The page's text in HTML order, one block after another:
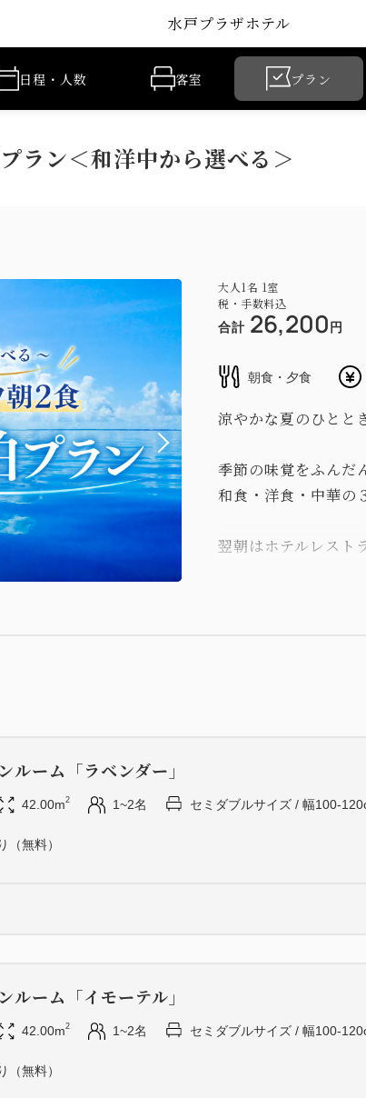
水戸プラザホテル
日程・人数 客室 プラン
ン＜和洋中から選べる＞
大人1名 1室
税・手数料込
合計 26,200 円
朝食・夕食
涼やかな夏のひとと
季節の味覚をふんだ
和食・洋食・中華の
翌朝はホテルレスト
・前菜
・肉料理
ルーム「ラベンダー」
42.00m2 1~2名 セミダブルサイズ / 幅100-
（無料）
ルーム「イモーテル」
42.00m2 1~2名 セミダブルサイズ / 幅100-
（無料）